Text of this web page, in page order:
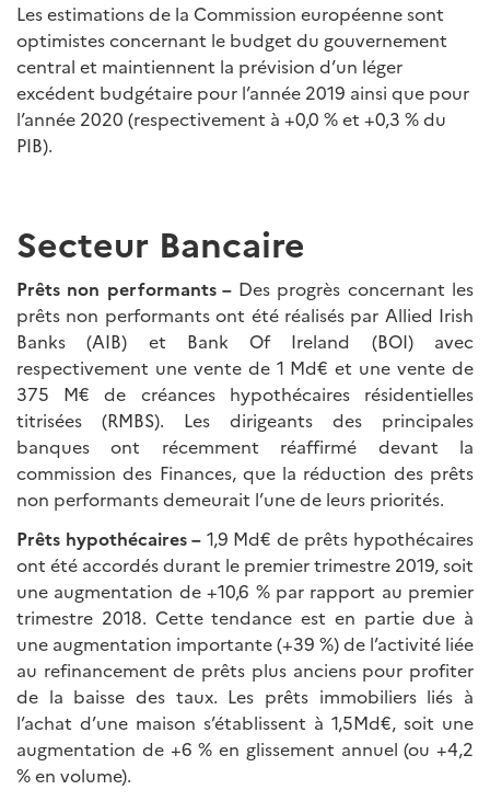
Les estimations de la Commission européenne sont
optimistes concernant le budget du gouvernement
central et maintiennent la prévision d’un léger
excédent budgétaire pour l’année 2019 ainsi que pour
l’année 2020 (respectivement à +0,0 % et +0,3 % du
PIB).
Secteur Bancaire
Prêts non performants – Des progrès concernant les
prêts non performants ont été réalisés par Allied Irish
Banks (AIB) et Bank Of Ireland (BOI) avec
respectivement une vente de 1 Md€ et une vente de
375 M€ de créances hypothécaires résidentielles
titrisées (RMBS). Les dirigeants des principales
banques ont récemment réaffirmé devant la
commission des Finances, que la réduction des prêts
non performants demeurait l’une de leurs priorités.
Prêts hypothécaires –1,9 Md€ de prêts hypothécaires
ont été accordés durant le premier trimestre 2019, soit
une augmentation de +10,6 % par rapport au premier
trimestre 2018. Cette tendance est en partie due à
une augmentation importante (+39 %) de l’activité liée
au refinancement de prêts plus anciens pour profiter
de la baisse des taux. Les prêts immobiliers liés à
l’achat d’une maison s’établissent à 1,5Md€, soit une
augmentation de +6 % en glissement annuel (ou +4,2
% en volume).